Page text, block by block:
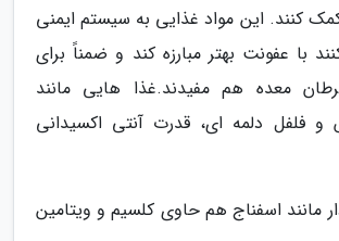
کنند. این مواد غذایی به سیستم ایمنی
با عفونت بهتر مبارزه کند و ضمناً برای
معده هم مفیدند.غذا هایی مانند
و فلفل دلمه ای، قدرت آنتی اکسیدانی
مانند اسفناج هم حاوی کلسیم و ویتامین